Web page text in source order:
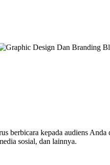
berbicara kepada audiens
sosial, dan lainnya.